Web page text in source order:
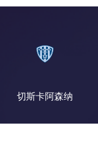
切斯卡阿森纳